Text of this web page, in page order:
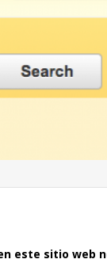
este sitio web